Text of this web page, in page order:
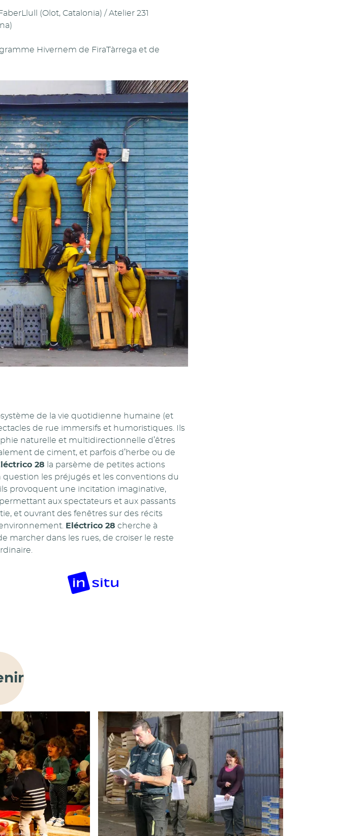
(Olot, Catalonia) / Atelier 231
Hivernem de FiraTàrrega et de
de la vie quotidienne humaine (et
de rue immersifs et humoristiques. Ils
naturelle et multidirectionnelle d’êtres
de ciment, et parfois d’herbe ou de
28 la parsème de petites actions
les préjugés et les conventions du
provoquent une incitation imaginative,
aux spectateurs et aux passants
et ouvrant des fenêtres sur des récits
Eléctrico 28 cherche à
marcher dans les rues, de croiser le reste